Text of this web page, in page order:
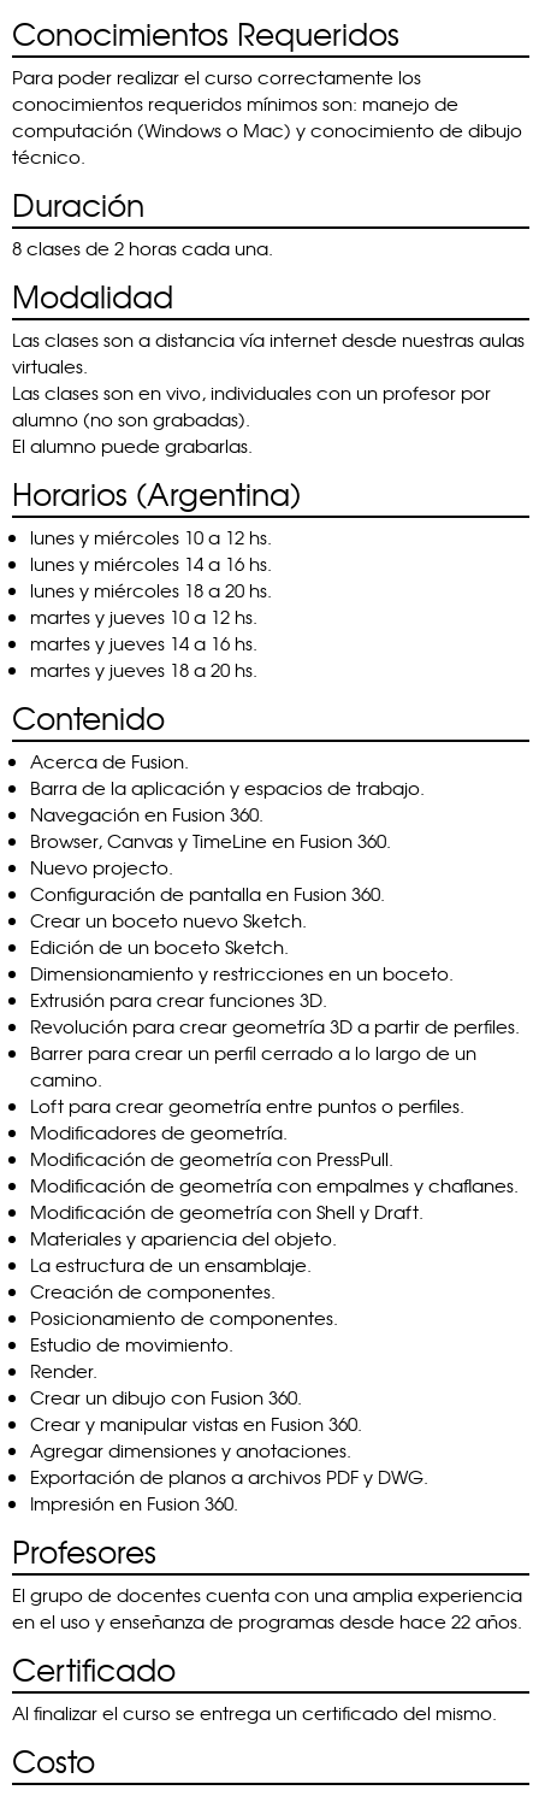
Conocimientos Requeridos
Para poder realizar el curso correctamente los
conocimientos requeridos mínimos son: manejo de
computación (Windows o Mac) y conocimiento de dibujo
técnico.
Duración
8 clases de 2 horas cada una.
Modalidad
Las clases son a distancia vía internet desde nuestras aulas
virtuales.
Las clases son en vivo, individuales con un profesor por
alumno (no son grabadas).
El alumno puede grabarlas.
Horarios (Argentina)
lunes y miércoles 10 a 12 hs.
lunes y miércoles 14 a 16 hs.
lunes y miércoles 18 a 20 hs.
martes y jueves 10 a 12 hs.
martes y jueves 14 a 16 hs.
martes y jueves 18 a 20 hs.
Contenido
Acerca de Fusion.
Barra de la aplicación y espacios de trabajo.
Navegación en Fusion 360.
Browser, Canvas y TimeLine en Fusion 360.
Nuevo projecto.
Configuración de pantalla en Fusion 360.
Crear un boceto nuevo Sketch.
Edición de un boceto Sketch.
Dimensionamiento y restricciones en un boceto.
Extrusión para crear funciones 3D.
Revolución para crear geometría 3D a partir de perfiles.
Barrer para crear un perfil cerrado a lo largo de un
camino.
Loft para crear geometría entre puntos o perfiles.
Modificadores de geometría.
Modificación de geometría con PressPull.
Modificación de geometría con empalmes y chaflanes.
Modificación de geometría con Shell y Draft.
Materiales y apariencia del objeto.
La estructura de un ensamblaje.
Creación de componentes.
Posicionamiento de componentes.
Estudio de movimiento.
Render.
Crear un dibujo con Fusion 360.
Crear y manipular vistas en Fusion 360.
Agregar dimensiones y anotaciones.
Exportación de planos a archivos PDF y DWG.
Impresión en Fusion 360.
Profesores
El grupo de docentes cuenta con una amplia experiencia
en el uso y enseñanza de programas desde hace 22 años.
Certificado
Al finalizar el curso se entrega un certificado del mismo.
Costo